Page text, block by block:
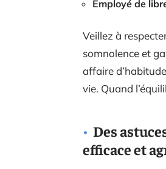
Employé de
Veillez à
somnolence et
affaire
vie. Quand
Des
efficace et